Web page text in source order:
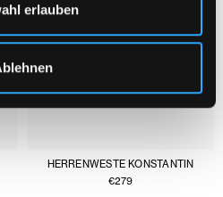
erlauben
HERRENWESTE KONSTANTIN
€279